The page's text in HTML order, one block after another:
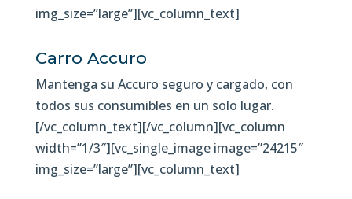
img_size=”large”][vc_column_text]
Carro Accuro
Mantenga su Accuro seguro y cargado, con
todos sus consumibles en un solo lugar.
[/vc_column_text][/vc_column][vc_column
width=”1/3″][vc_single_image image=”24215″
img_size=”large”][vc_column_text]